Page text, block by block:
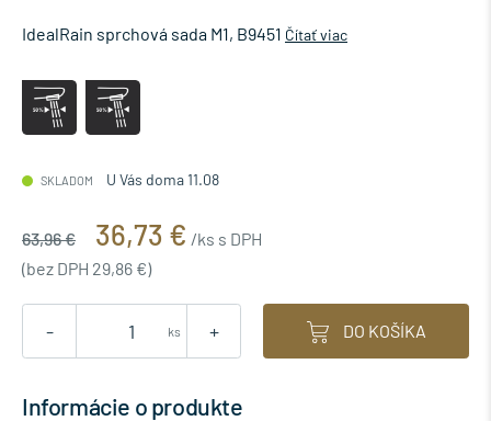
IdealRain sprchová sada M1, B9451 Čítať viac
SKLADOM U Vás doma 11.08
63,96 € 36,73 € /ks s DPH
(bez DPH 29,86 €)
- +
ks DO KOŠÍKA
Informácie o produkte